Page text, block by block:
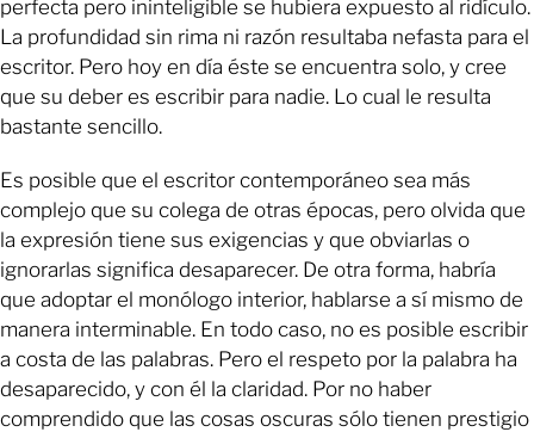
perfecta pero ininteligible se hubiera expuesto al ridículo.
La profundidad sin rima ni razón resultaba nefasta para el
escritor. Pero hoy en día éste se encuentra solo, y cree
que su deber es escribir para nadie. Lo cual le resulta
bastante sencillo.
Es posible que el escritor contemporáneo sea más
complejo que su colega de otras épocas, pero olvida que
la expresión tiene sus exigencias y que obviarlas o
ignorarlas significa desaparecer. De otra forma, habría
que adoptar el monólogo interior, hablarse a sí mismo de
manera interminable. En todo caso, no es posible escribir
a costa de las palabras. Pero el respeto por la palabra ha
desaparecido, y con él la claridad. Por no haber
comprendido que las cosas oscuras sólo tienen prestigio